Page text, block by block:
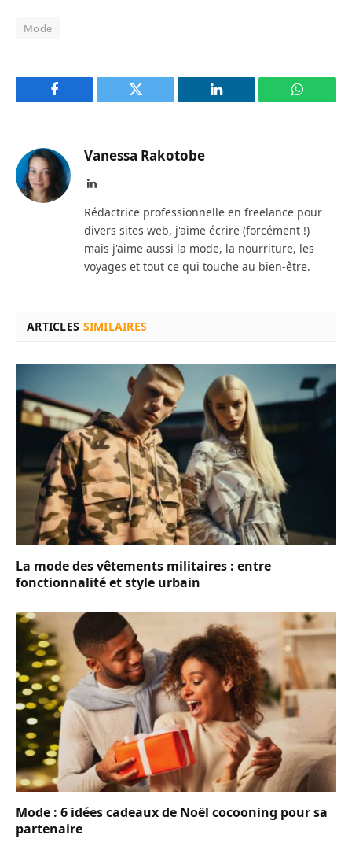
Mode
Facebook Twitter LinkedIn
Vanessa Rakotobe
LinkedIn
Rédactrice professionnelle en freelance pour
divers sites web, j'aime écrire (forcément !)
mais j'aime aussi la mode, la nourriture, les
voyages et tout ce qui touche au bien-être.
ARTICLES SIMILAIRES
La mode des vêtements militaires : entre
fonctionnalité et style urbain
Mode : 6 idées cadeaux de Noël cocooning pour sa
partenaire